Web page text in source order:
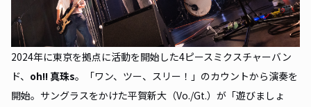
2024年に東京を拠点に活動を開始した4ピースミクスチャーバン
ド、 oh!! 真珠s。「ワン、ツー、スリー！」のカウントから演奏を
開始。サングラスをかけた平賀新大（Vo./Gt.）が「遊びましょ